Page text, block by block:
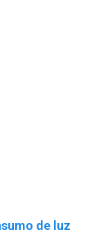
de luz